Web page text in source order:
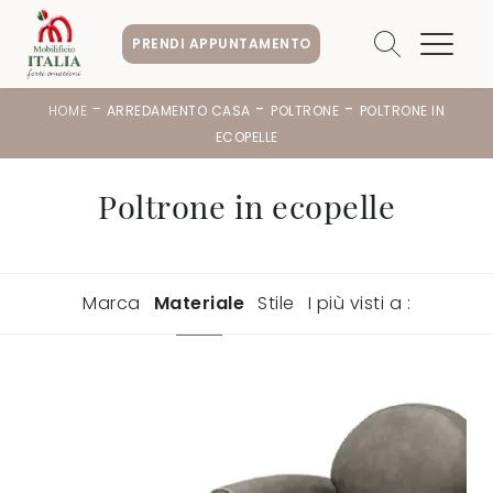
PRENDI APPUNTAMENTO
HOME - ARREDAMENTO CASA - POLTRONE - POLTRONE IN
ECOPELLE
Poltrone in ecopelle
Marca Materiale Stile I più visti a :